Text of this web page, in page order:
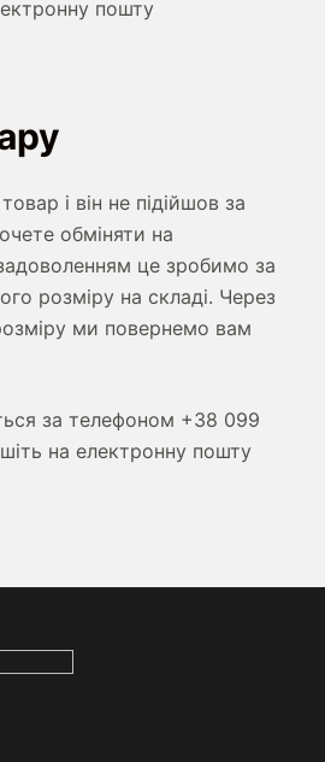
пошту
і він не підійшов за
обміняти на
це зробимо за
розміру на складі. Через
ми повернемо вам
за телефоном +38 099
на електронну пошту